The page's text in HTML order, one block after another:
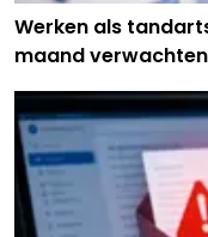
Werken als
maand